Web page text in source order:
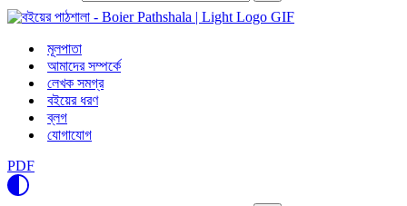
মূলপাতা
আমাদের সম্পর্কে
লেখক সমগ্র
বইয়ের ধরণ
ব্লগ
যোগাযোগ
PDF